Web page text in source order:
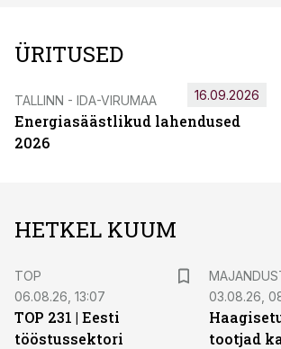
ÜRITUSED
TALLINN - IDA-VIRUMAA
Energiasäästlikud lahendused
2026
16.09.2026
HETKEL KUUM
TOP
06.08.26, 13:07
TOP 231 | Eesti
tööstussektori
03.08.26,
tootjad